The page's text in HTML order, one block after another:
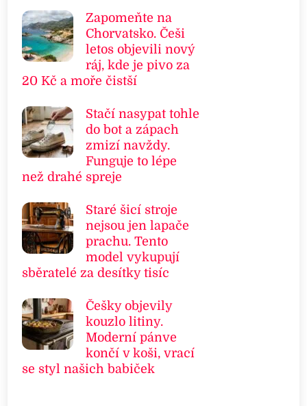
Zapomeňte na
Chorvatsko. Češi
letos objevili nový
ráj, kde je pivo za
20 Kč a moře čistší
Stačí nasypat tohle
do bot a zápach
zmizí navždy.
Funguje to lépe
než drahé spreje
Staré šicí stroje
nejsou jen lapače
prachu. Tento
model vykupují
sběratelé za desítky tisíc
Češky objevily
kouzlo litiny.
Moderní pánve
končí v koši, vrací
se styl našich babiček